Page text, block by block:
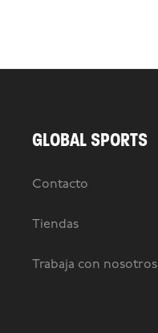
GLOBAL SPORTS
Contacto
Tiendas
Trabaja con nosotros